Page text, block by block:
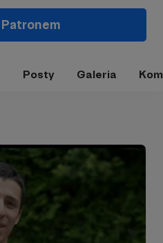
Posty Galeria